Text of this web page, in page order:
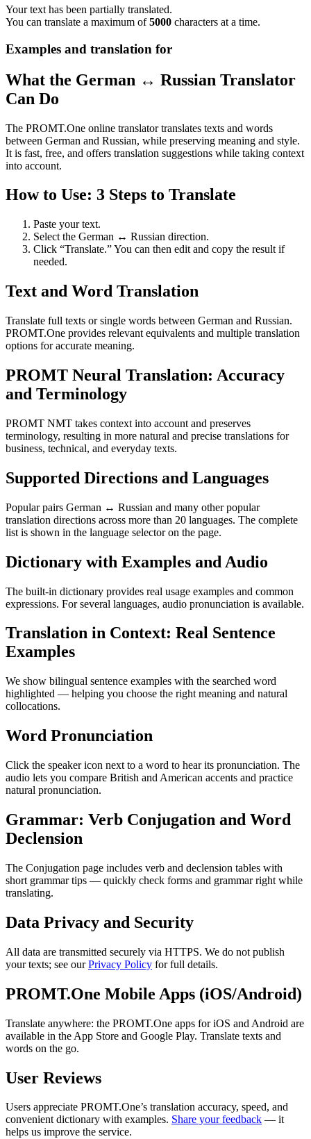
Your text has been partially translated.
You can translate a maximum of5000 characters at a time.
Examples and translation for
What the German ↔ Russian Translator
Can Do
The PROMT.One online translator translates texts and words
between German and Russian, while preserving meaning and style.
It is fast, free, and offers translation suggestions while taking context
into account.
How to Use: 3 Steps to Translate
Paste your text.
Select the German ↔ Russian direction.
Click “Translate.” You can then edit and copy the result if
needed.
Text and Word Translation
Translate full texts or single words between German and Russian.
PROMT.One provides relevant equivalents and multiple translation
options for accurate meaning.
PROMT Neural Translation: Accuracy
and Terminology
PROMT NMT takes context into account and preserves
terminology, resulting in more natural and precise translations for
business, technical, and everyday texts.
Supported Directions and Languages
Popular pairs German ↔ Russian and many other popular
translation directions across more than 20 languages. The complete
list is shown in the language selector on the page.
Dictionary with Examples and Audio
The built-in dictionary provides real usage examples and common
expressions. For several languages, audio pronunciation is available.
Translation in Context: Real Sentence
Examples
We show bilingual sentence examples with the searched word
highlighted — helping you choose the right meaning and natural
collocations.
Word Pronunciation
Click the speaker icon next to a word to hear its pronunciation. The
audio lets you compare British and American accents and practice
natural pronunciation.
Grammar: Verb Conjugation and Word
Declension
The Conjugation page includes verb and declension tables with
short grammar tips — quickly check forms and grammar right while
translating.
Data Privacy and Security
All data are transmitted securely via HTTPS. We do not publish
your texts; see ourPrivacy Policy for full details.
PROMT.One Mobile Apps (iOS/Android)
Translate anywhere: the PROMT.One apps for iOS and Android are
available in the App Store and Google Play. Translate texts and
words on the go.
User Reviews
Users appreciate PROMT.One’s translation accuracy, speed, and
convenient dictionary with examples. Share your feedback — it
helps us improve the service.